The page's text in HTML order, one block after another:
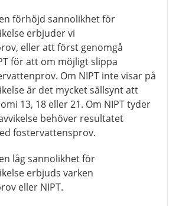
förhöjd sannolikhet för
erbjuder vi
eller att först genomgå
för att om möjligt slippa
Om NIPT inte visar på
är det mycket sällsynt att
13, 18 eller 21. Om NIPT tyder
behöver resultatet
fostervattensprov.
låg sannolikhet för
erbjuds varken
eller NIPT.